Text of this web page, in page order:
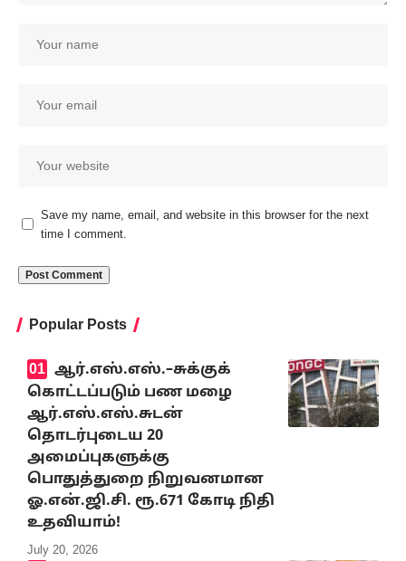
Save my name, email, and website in this browser for the next
time I comment.
Popular Posts
ஆர்.எஸ்.எஸ்.–சுக்குக்
கொட்டப்படும் பண மழை
ஆர்.எஸ்.எஸ்.சுடன்
தொடர்புடைய 20
அமைப்புகளுக்கு
பொதுத்துறை நிறுவனமான
ஓ.என்.ஜி.சி. ரூ.671 கோடி நிதி
உதவியாம்!
July 20, 2026